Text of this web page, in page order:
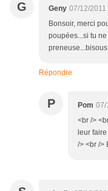
G Geny 07/12/2011
Bonsoir, merci
poupées...si tu
Répondre
P Pom 07/
<br />
leur
/> <br />